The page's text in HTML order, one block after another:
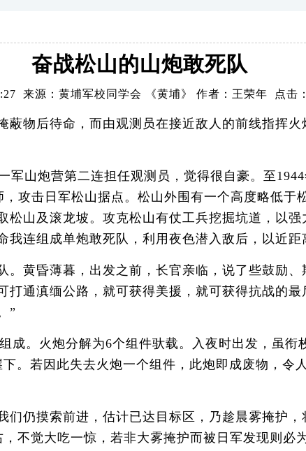
奋战松山的山炮敢死队
来源：黄埔军校同学会 《黄埔》 作者：王荣年 点击：
物后待命，而由观测员在接近敌人的前线指挥火
山炮营第二连担任观测员，觉得很自豪。至
攻击日军松山据点。松山外围有一个高度略低
山及滚龙坡。攻克松山有仗工兵挖掘坑道，以
连组成单炮敢死队，利用夜色潜入敌后，以近
昏薄暮，出发之前，长官亲临，说了些鼓励、
通滇缅公路，就可获得美援，就可获得抗战的
”
。火炮分解为6个组件驮载。入夜时出发，虽衔
。若因此失去火炮一个组件，此炮即成废物，令
仍摸索前进，估计已达目标区，乃趁晨雾掩护，
不觉大吃一惊，若非大雾掩护而被日军发现则